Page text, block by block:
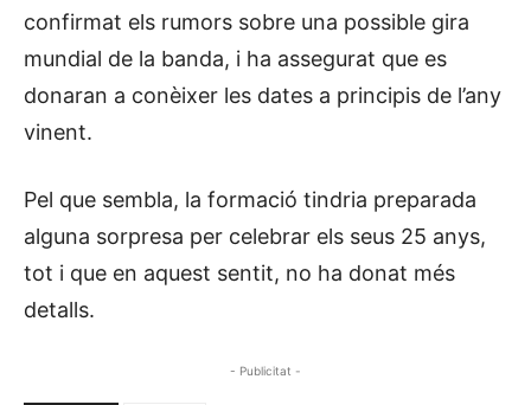
confirmat els rumors sobre una possible gira
mundial de la banda, i ha assegurat que es
donaran a conèixer les dates a principis de l’any
vinent.
Pel que sembla, la formació tindria preparada
alguna sorpresa per celebrar els seus 25 anys,
tot i que en aquest sentit, no ha donat més
detalls.
- Publicitat -